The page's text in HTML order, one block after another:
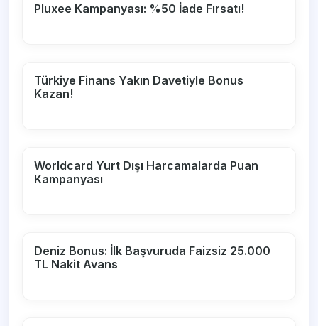
Pluxee Kampanyası: %50 İade Fırsatı!
Türkiye Finans Yakın Davetiyle Bonus
Kazan!
Worldcard Yurt Dışı Harcamalarda Puan
Kampanyası
Deniz Bonus: İlk Başvuruda Faizsiz 25.000
TL Nakit Avans